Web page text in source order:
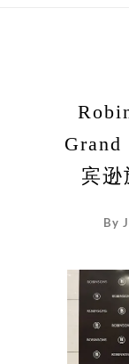
Grand
宾逊
By